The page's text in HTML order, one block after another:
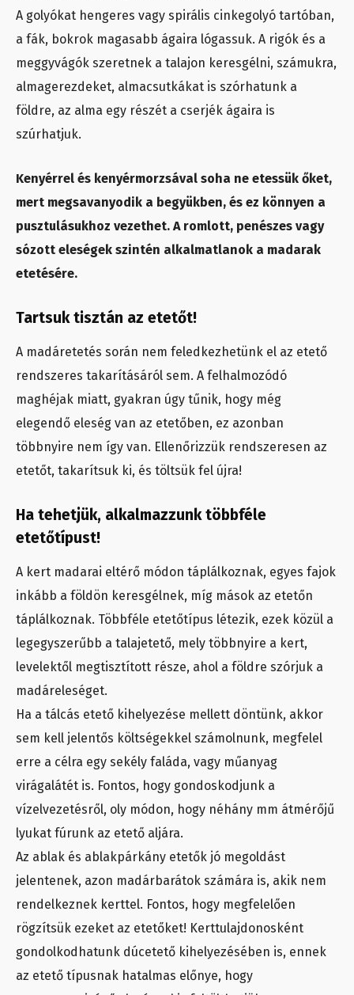
A golyókat hengeres vagy spirális cinkegolyó tartóban,
a fák, bokrok magasabb ágaira lógassuk. A rigók és a
meggyvágók szeretnek a talajon keresgélni, számukra,
almagerezdeket, almacsutkákat is szórhatunk a
földre, az alma egy részét a cserjék ágaira is
szúrhatjuk.
Kenyérrel és kenyérmorzsával soha ne etessük őket,
mert megsavanyodik a begyükben, és ez könnyen a
pusztulásukhoz vezethet. A romlott, penészes vagy
sózott eleségek szintén alkalmatlanok a madarak
etetésére.
Tartsuk tisztán az etetőt!
A madáretetés során nem feledkezhetünk el az etető
rendszeres takarításáról sem. A felhalmozódó
maghéjak miatt, gyakran úgy tűnik, hogy még
elegendő eleség van az etetőben, ez azonban
többnyire nem így van. Ellenőrizzük rendszeresen az
etetőt, takarítsuk ki, és töltsük fel újra!
Ha tehetjük, alkalmazzunk többféle
etetőtípust!
A kert madarai eltérő módon táplálkoznak, egyes fajok
inkább a földön keresgélnek, míg mások az etetőn
táplálkoznak. Többféle etetőtípus létezik, ezek közül a
legegyszerűbb a talajetető, mely többnyire a kert,
levelektől megtisztított része, ahol a földre szórjuk a
madáreleséget.
Ha a tálcás etető kihelyezése mellett döntünk, akkor
sem kell jelentős költségekkel számolnunk, megfelel
erre a célra egy sekély faláda, vagy műanyag
virágalátét is. Fontos, hogy gondoskodjunk a
vízelvezetésről, oly módon, hogy néhány mm átmérőjű
lyukat fúrunk az etető aljára.
Az ablak és ablakpárkány etetők jó megoldást
jelentenek, azon madárbarátok számára is, akik nem
rendelkeznek kerttel. Fontos, hogy megfelelően
rögzítsük ezeket az etetőket! Kerttulajdonosként
gondolkodhatunk dúcetető kihelyezésében is, ennek
az etető típusnak hatalmas előnye, hogy